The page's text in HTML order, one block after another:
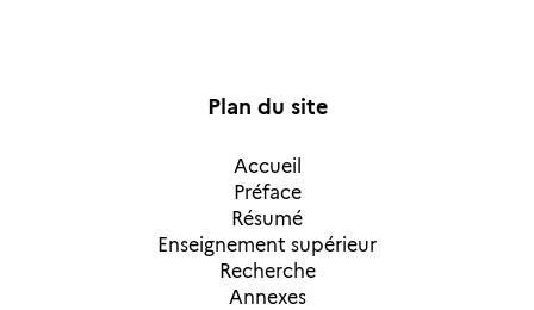
Plan du site
Accueil
Préface
Résumé
Enseignement supérieur
Recherche
Annexes